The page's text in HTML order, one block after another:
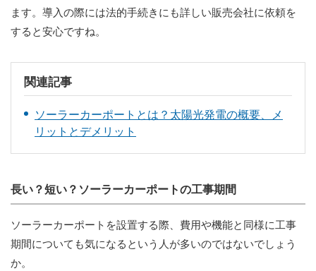
ます。導入の際には法的手続きにも詳しい販売会社に依頼を
すると安心ですね。
関連記事
ソーラーカーポートとは？太陽光発電の概要、メ
リットとデメリット
長い？短い？ソーラーカーポートの工事期間
ソーラーカーポートを設置する際、費用や機能と同様に工事
期間についても気になるという人が多いのではないでしょう
か。